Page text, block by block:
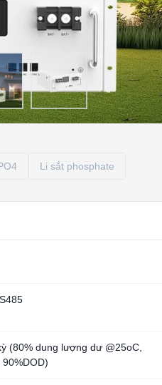
Li sắt phosphate
(80% dung lượng dư @25oC,